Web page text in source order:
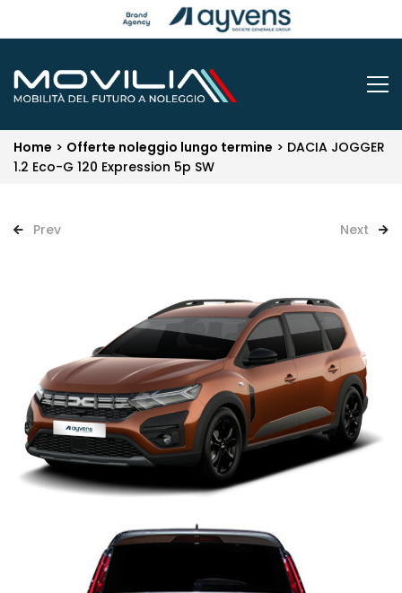
Home > Offerte noleggio lungo termine > DACIA JOGGER
1.2 Eco-G 120 Expression 5p SW
Prev Next